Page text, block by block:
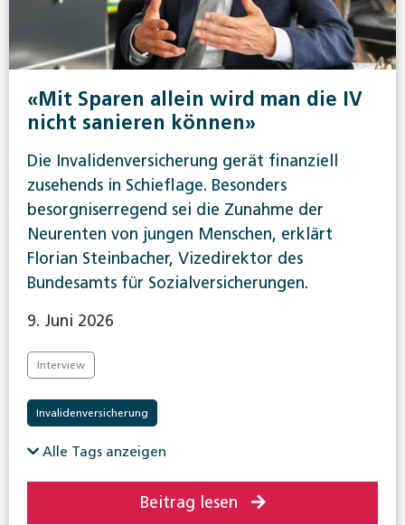
«Mit Sparen allein wird man die IV
nicht sanieren können»
Die Invalidenversicherung gerät finanziell
zusehends in Schieflage. Besonders
besorgniserregend sei die Zunahme der
Neurenten von jungen Menschen, erklärt
Florian Steinbacher, Vizedirektor des
Bundesamts für Sozialversicherungen.
9. Juni 2026
Interview
Invalidenversicherung
Alle Tags anzeigen
Beitrag lesen